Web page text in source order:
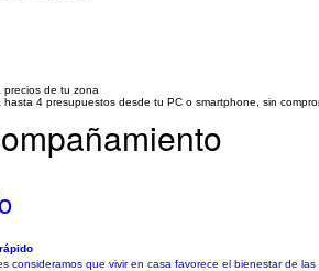
precios de tu zona
hasta 4 presupuestos desde tu PC o smartphone, sin
que vivir en casa favorece el bienestar de